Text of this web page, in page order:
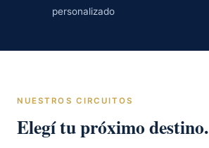
personalizado
NUESTROS CIRCUITOS
Elegí tu próximo destino.